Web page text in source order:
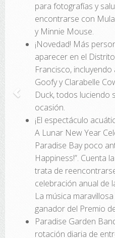
para fotografías y
encontrarse con
y Minnie Mouse.
¡Novedad! Más
aparecer en el
Francisco,
Goofy y Clarabelle
Duck, todos luciendo
ocasión.
¡El espectáculo
A Lunar New Year
Paradise Bay poco
Happiness!”. Cuenta
trata de
celebración anual de
La música
ganador del Premio
Paradise Garden
rotación diaria de